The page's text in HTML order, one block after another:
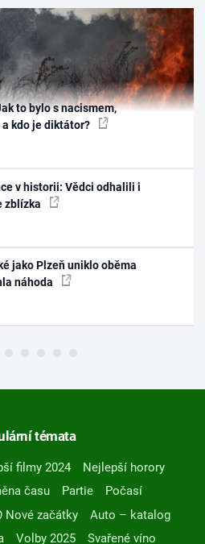
to bylo s nacismem,
kdo je diktátor?
v historii: Vědci odhalili i
zblízka
jako Plzeň uniklo oběma
náhoda
témata
filmy 2024
Nejlepší horory
času Partie
Počasí
Nové začátky
Auto – katalog
Volby 2025
Svařené víno